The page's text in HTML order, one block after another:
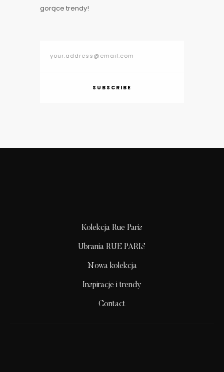
gorące trendy!
SUBSCRIBE
Kolekcja Rue Paris
Ubrania RUE PARIS
Nowa kolekcja
Inspiracje i trendy
Contact